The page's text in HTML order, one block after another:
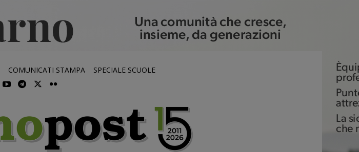
COMUNICATI STAMPA SPECIALE SCUOLE